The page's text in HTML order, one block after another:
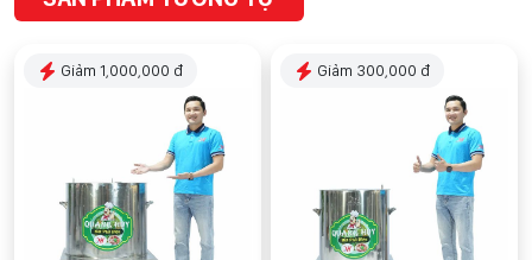
Giảm 1,000,000 đ Giảm 300,000 đ